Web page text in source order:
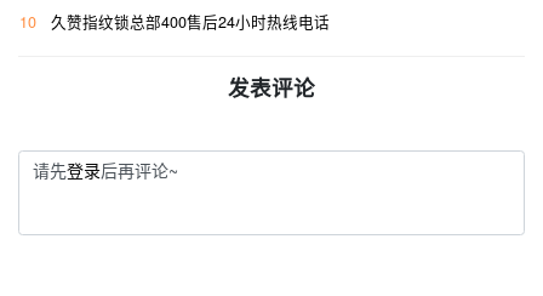
10
久赞指纹锁总部400售后24小时热线电话
发表评论
请先登录后再评论~